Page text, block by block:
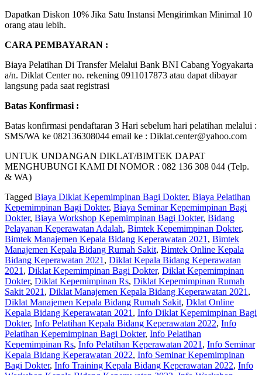
Dapatkan Diskon 10% Jika Satu Instansi Mengirimkan Minimal 10
orang atau lebih.
CARA PEMBAYARAN :
Biaya Pelatihan Di Transfer Melalui Bank BNI Cabang Yogyakarta
a/n. Diklat Center no. rekening 0911017873 atau dapat dibayar
langsung pada saat registrasi
Batas Konfirmasi :
Batas konfirmasi pendaftaran 3 Hari sebelum hari pelatihan melalui :
SMS/WA ke 082136308044 email ke : Diklat.center@yahoo.com
UNTUK UNDANGAN DIKLAT/BIMTEK DAPAT
MENGHUBUNGI KAMI DI NOMOR : 082 136 308 044 (Telp.
& WA)
Tagged Biaya Diklat Kepemimpinan Bagi Dokter, Biaya Pelatihan
Kepemimpinan Bagi Dokter, Biaya Seminar Kepemimpinan Bagi
Dokter, Biaya Workshop Kepemimpinan Bagi Dokter, Bidang
Pelayanan Keperawatan Adalah, Bimtek Kepemimpinan Dokter,
Bimtek Manajemen Kepala Bidang Keperawatan 2021 , Bimtek
Manajemen Kepala Bidang Rumah Sakit, Bimtek Online Kepala
Bidang Keperawatan 2021 , Diklat Kepala Bidang Keperawatan
2021 , Diklat Kepemimpinan Bagi Dokter, Diklat Kepemimpinan
Dokter, Diklat Kepemimpinan Rs, Diklat Kepemimpinan Rumah
Sakit 2021 , Diklat Manajemen Kepala Bidang Keperawatan 2021 ,
Diklat Manajemen Kepala Bidang Rumah Sakit, Dklat Online
Kepala Bidang Keperawatan 2021 , Info Diklat Kepemimpinan Bagi
Dokter, Info Pelatihan Kepala Bidang Keperawatan 2022, Info
Pelatihan Kepemimpinan Bagi Dokter, Info Pelatihan
Kepemimpinan Rs, Info Pelatihan Keperawatan 2021 , Info Seminar
Kepala Bidang Keperawatan 2022, Info Seminar Kepemimpinan
Bagi Dokter, Info Training Kepala Bidang Keperawatan 2022, Info